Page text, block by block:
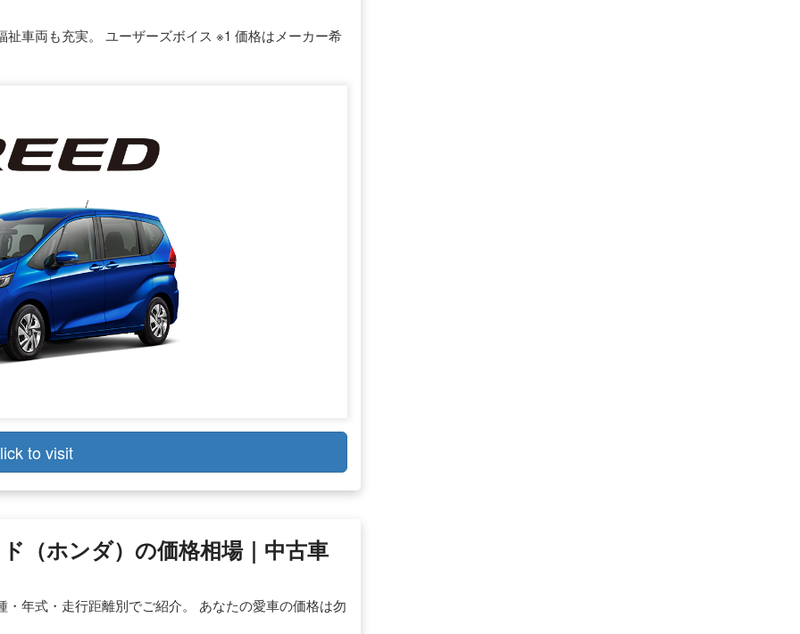
車両も充実。 ユーザーズボイス ※1 価格はメーカー希
to visit
（ホンダ）の価格相場｜中古車
年式・走行距離別でご紹介。 あなたの愛車の価格は勿